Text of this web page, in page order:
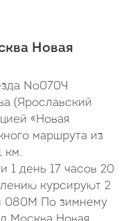
Новая
№070Ч
(Ярославский
«Новая
маршрута из
км.
1 день 17 часов 20
курсируют 2
080М По зимнему